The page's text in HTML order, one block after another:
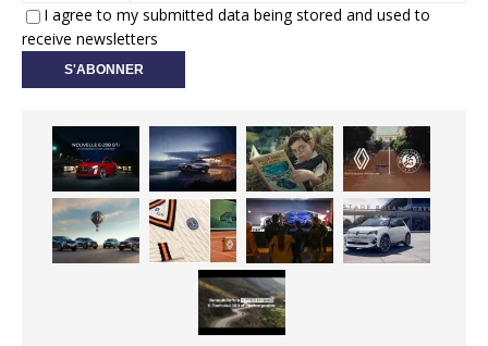
I agree to my submitted data being stored and used to
receive newsletters